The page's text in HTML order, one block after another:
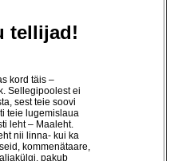
tellijad!
kord täis –
Sellegipoolest ei
sest teie soovi
teie lugemislaua
leht – Maaleht.
nii linna- kui ka
kommenätaare,
pakub